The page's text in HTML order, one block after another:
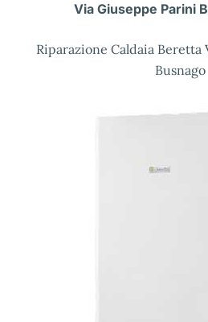
Via Giuseppe Parini
Riparazione Caldaia Beretta
Busnago